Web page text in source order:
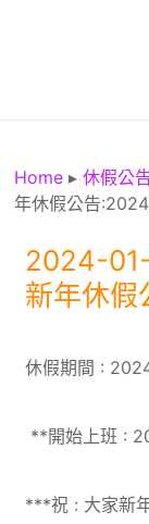
Home ▸休假公
年休假公告
2024-
新年休
休假期間 :
**開始上班 :
***祝 : 大家新